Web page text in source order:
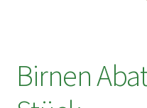
Birnen